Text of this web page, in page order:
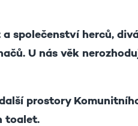
společenství herců,
U nás věk
prostory
toalet.